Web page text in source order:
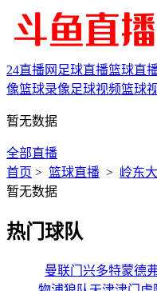
24直播网 足球直播篮球直
像篮球录像足球视频篮球
暂无数据
全部直播
首页 > 篮球直播 > 岭东
暂无数据
热门球队
曼联门兴多特蒙德